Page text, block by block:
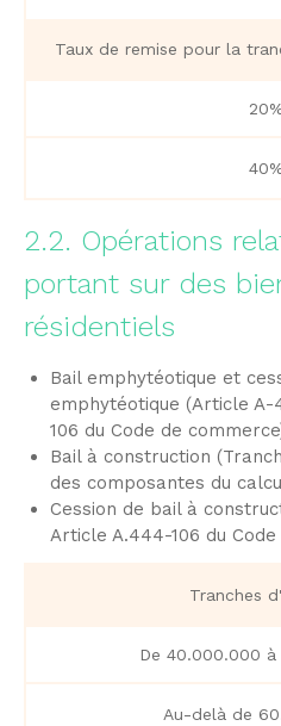
Taux de remise pour la
2.2. Opérations
portant sur des
résidentiels
Bail emphytéotique et
emphytéotique (Article
106 du Code de
Bail à construction
des composantes du
Cession de bail à
Article A.444-106 du
Tranches
De 40.000.000
Au-delà de